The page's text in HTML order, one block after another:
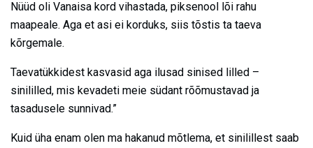
Nüüd oli Vanaisa kord vihastada, piksenool lõi rahu
maapeale. Aga et asi ei korduks, siis tõstis ta taeva
kõrgemale.
Taevatükkidest kasvasid aga ilusad sinised lilled –
sinililled, mis kevadeti meie südant rõõmustavad ja
tasadusele sunnivad.”
Kuid üha enam olen ma hakanud mõtlema, et sinilillest saab